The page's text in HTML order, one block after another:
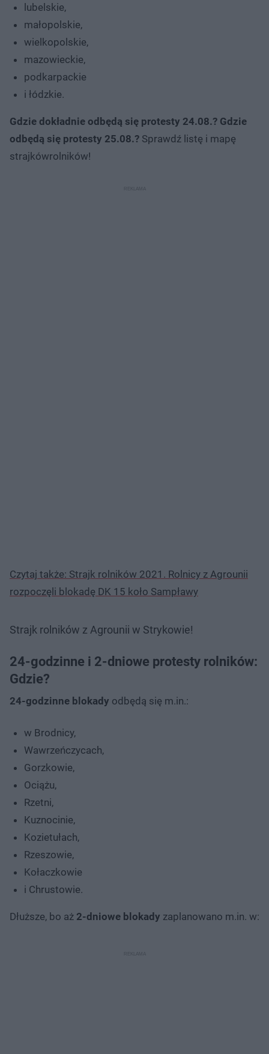
lubelskie,
małopolskie,
wielkopolskie,
mazowieckie,
podkarpackie
i łódzkie.
Gdzie dokładnie odbędą się protesty 24.08.? Gdzie
odbędą się protesty 25.08.? Sprawdź listę i mapę
strajkówrolników!
Czytaj także: Strajk rolników 2021. Rolnicy z Agrounii
rozpoczęli blokadę DK 15 koło Sampławy
Strajk rolników z Agrounii w Strykowie!
24-godzinne i 2-dniowe protesty rolników:
Gdzie?
24-godzinne blokady odbędą się m.in.:
w Brodnicy,
Wawrzeńczycach,
Gorzkowie,
Ociążu,
Rzetni,
Kuznocinie,
Kozietułach,
Rzeszowie,
Kołaczkowie
i Chrustowie.
Dłuższe, bo aż 2-dniowe blokady zaplanowano m.in. w: